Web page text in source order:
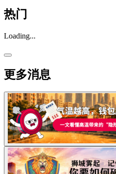
热门
Loading...
更多消息